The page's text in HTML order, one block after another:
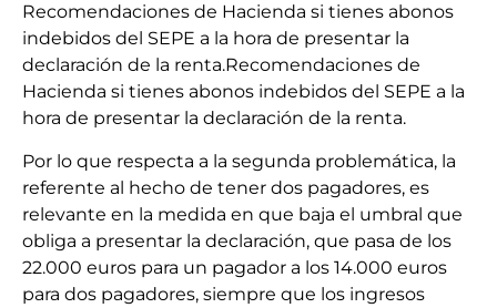
Recomendaciones de Hacienda si tienes abonos
indebidos del SEPE a la hora de presentar la
declaración de la renta.Recomendaciones de
Hacienda si tienes abonos indebidos del SEPE a la
hora de presentar la declaración de la renta.
Por lo que respecta a la segunda problemática, la
referente al hecho de tener dos pagadores, es
relevante en la medida en que baja el umbral que
obliga a presentar la declaración, que pasa de los
22.000 euros para un pagador a los 14.000 euros
para dos pagadores, siempre que los ingresos